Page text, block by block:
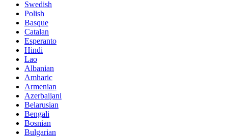
Swedish
Polish
Basque
Catalan
Esperanto
Hindi
Lao
Albanian
Amharic
Armenian
Azerbaijani
Belarusian
Bengali
Bosnian
Bulgarian